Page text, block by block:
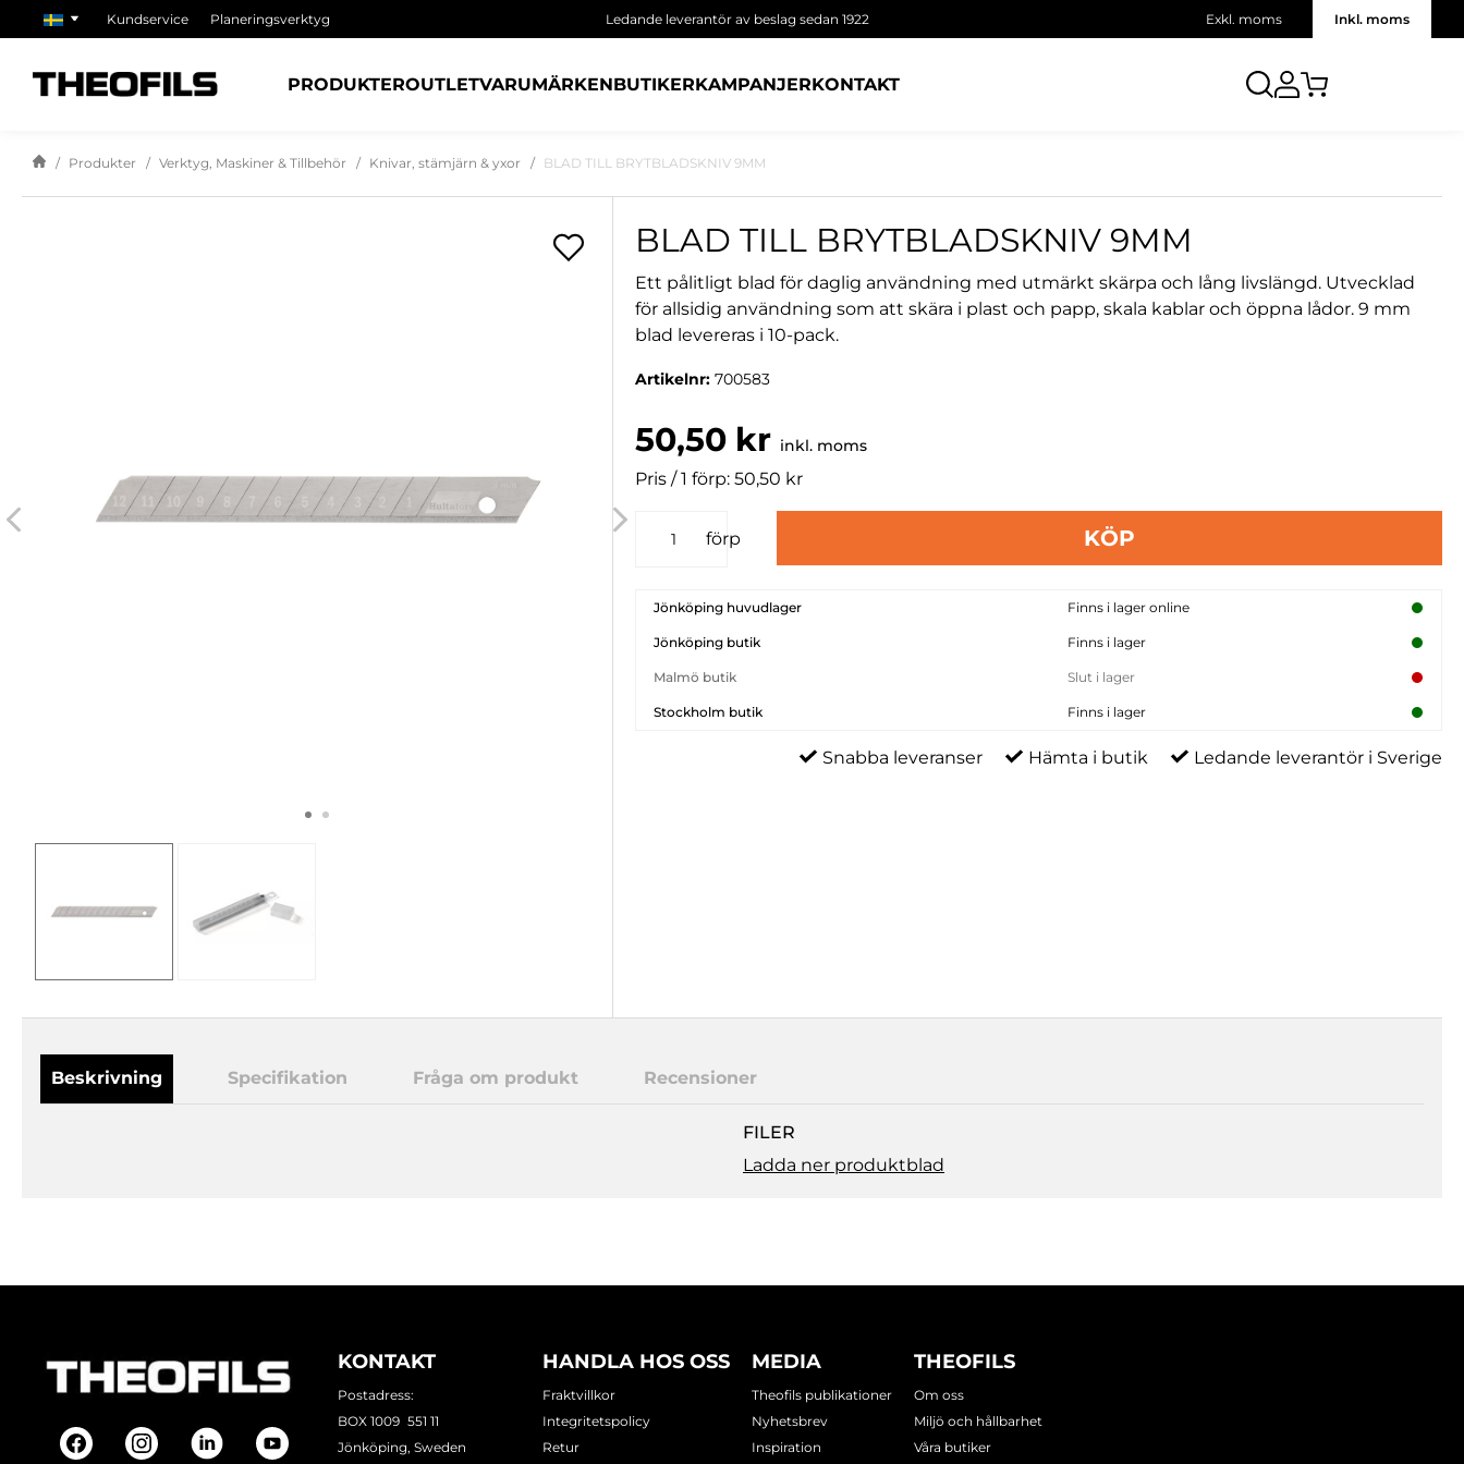
Kundservice Planeringsverktyg Ledande leverantör av beslag sedan 1922 Exkl. moms Inkl. moms
PRODUKTEROUTLETVARUMÄRKENBUTIKERKAMPANJERKONTAKT
Produkter Verktyg, Maskiner & Tillbehör Knivar, stämjärn & yxor BLAD TILL BRYTBLADSKNIV 9MM
BLAD TILL BRYTBLADSKNIV 9MM
Ett pålitligt blad för daglig användning med utmärkt skärpa och lång livslängd. Utvecklad
för allsidig användning som att skära i plast och papp, skala kablar och öppna lådor. 9 mm
blad levereras i 10-pack.
Artikelnr:700583
50,50 kr inkl. moms
Pris / 1 förp: 50,50 kr
förp KÖP
Jönköping huvudlager Finns i lager online
Jönköping butik Finns i lager
Malmö butik Slut i lager
Stockholm butik Finns i lager
Snabba leveranser Hämta i butik Ledande leverantör i Sverige
Beskrivning Specifikation Fråga om produkt Recensioner
FILER
Ladda ner produktblad
KONTAKT
Postadress:
BOX 1009 551 11
Jönköping, Sweden
HANDLA HOS OSS
Fraktvillkor
Integritetspolicy
Retur
MEDIA
Theofils publikationer
Nyhetsbrev
Inspiration
THEOFILS
Om oss
Miljö och hållbarhet
Våra butiker